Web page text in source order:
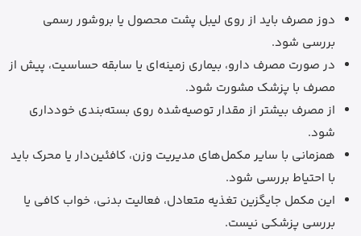
دوز مصرف باید از روی لیبل پشت محصول یا بروشور رسمی
بررسی شود.
در صورت مصرف دارو، بیماری زمینه‌ای یا سابقه حساسیت، پیش از
مصرف با پزشک مشورت شود.
از مصرف بیشتر از مقدار توصیه‌شده روی بسته‌بندی خودداری
شود.
همزمانی با سایر مکمل‌های مدیریت وزن، کافئین‌دار یا محرک باید
با احتیاط بررسی شود.
این مکمل جایگزین تغذیه متعادل، فعالیت بدنی، خواب کافی یا
بررسی پزشکی نیست.